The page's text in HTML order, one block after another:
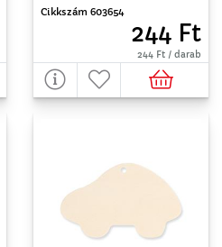
Cikkszám 603654
244 Ft
244 Ft / darab